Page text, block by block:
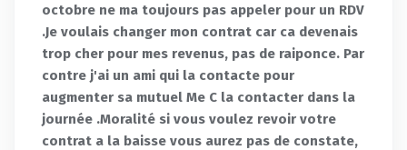
octobre ne ma toujours pas appeler pour un RDV
.Je voulais changer mon contrat car ca devenais
trop cher pour mes revenus, pas de raiponce. Par
contre j'ai un ami qui la contacte pour
augmenter sa mutuel Me C la contacter dans la
journée .Moralité si vous voulez revoir votre
contrat a la baisse vous aurez pas de constate,